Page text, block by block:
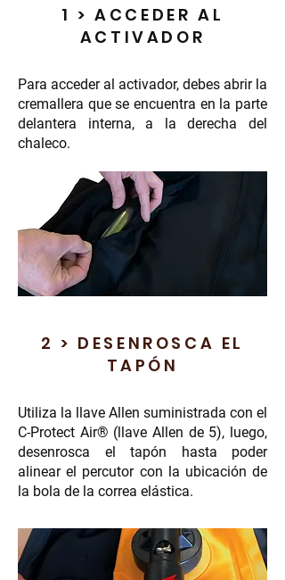
1 > ACCEDER AL
ACTIVADOR
Para acceder al activador, debes abrir la
cremallera que se encuentra en la parte
delantera interna, a la derecha del
chaleco.
2 > DESENROSCA EL
TAPÓN
Utiliza la llave Allen suministrada con el
C-Protect Air® (llave Allen de 5), luego,
desenrosca el tapón hasta poder
alinear el percutor con la ubicación de
la bola de la correa elástica.